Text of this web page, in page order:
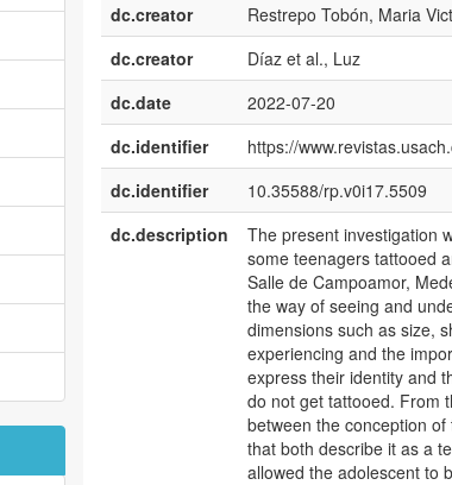
dc.creator Restrepo Tobón, Maria
dc.creator
Díaz et al., Luz
dc.date
2022-07-20
dc.identifier
https://
dc.identifier
10.35588/rp.v0i17.5509
dc.description
The present investigation
some teenagers tattooed
Salle de Campoamor,
the way of seeing and
dimensions such as size,
experiencing and the
express their identity and
do not get tattooed. From
between the conception
that both describe it as a
allowed the adolescent to